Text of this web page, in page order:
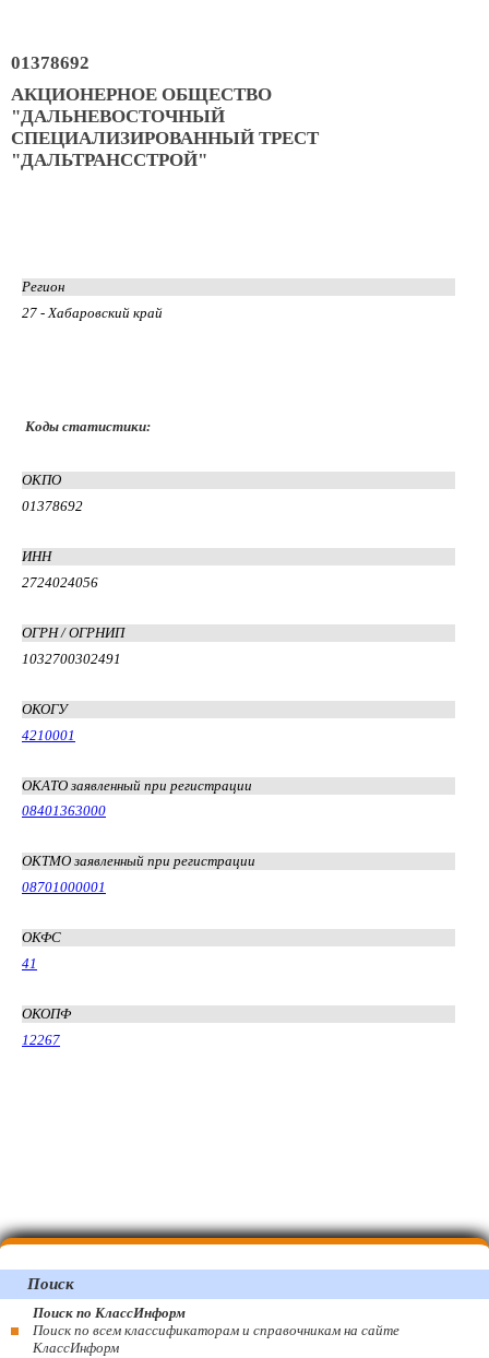
01378692
АКЦИОНЕРНОЕ ОБЩЕСТВО
"ДАЛЬНЕВОСТОЧНЫЙ
СПЕЦИАЛИЗИРОВАННЫЙ ТРЕСТ
"ДАЛЬТРАНССТРОЙ"
Регион
27 - Хабаровский край
Коды статистики:
ОКПО
01378692
ИНН
2724024056
ОГРН / ОГРНИП
1032700302491
ОКОГУ
4210001
ОКАТО заявленный при регистрации
08401363000
ОКТМО заявленный при регистрации
08701000001
ОКФС
41
ОКОПФ
12267
Поиск
Поиск по КлассИнформ
Поиск по всем классификаторам и справочникам на сайте
КлассИнформ